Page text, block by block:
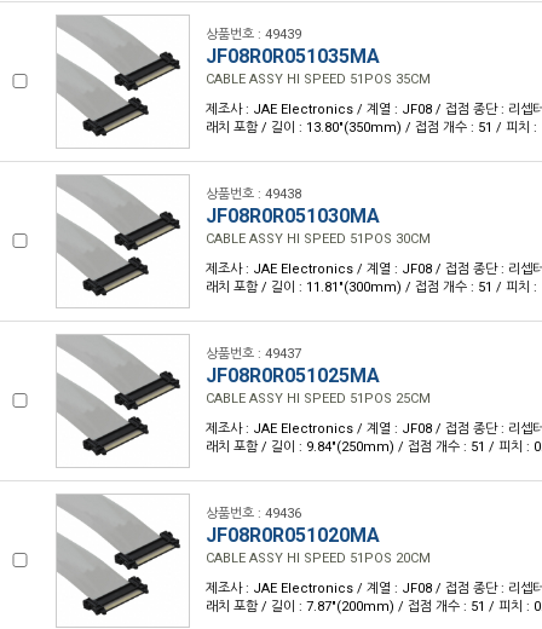
상품번호 : 49439
JF08R0R051035MA
CABLE ASSY HI SPEED 51POS 35CM
제조사 : JAE Electronics / 계열 : JF08 / 접점 종단 : 리셉
래치 포함 / 길이 : 13.80"(350mm) / 접점 개수 : 51 / 피치
상품번호 : 49438
JF08R0R051030MA
CABLE ASSY HI SPEED 51POS 30CM
제조사 : JAE Electronics / 계열 : JF08 / 접점 종단 : 리셉
래치 포함 / 길이 : 11.81"(300mm) / 접점 개수 : 51 / 피치
상품번호 : 49437
JF08R0R051025MA
CABLE ASSY HI SPEED 51POS 25CM
제조사 : JAE Electronics / 계열 : JF08 / 접점 종단 : 리셉
래치 포함 / 길이 : 9.84"(250mm) / 접점 개수 : 51 / 피치 :
상품번호 : 49436
JF08R0R051020MA
CABLE ASSY HI SPEED 51POS 20CM
제조사 : JAE Electronics / 계열 : JF08 / 접점 종단 : 리셉
래치 포함 / 길이 : 7.87"(200mm) / 접점 개수 : 51 / 피치 :